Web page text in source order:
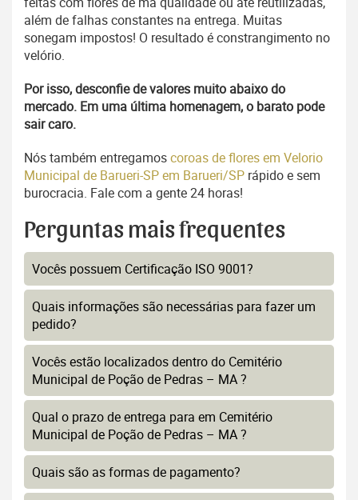
além de falhas constantes na entrega. Muitas
sonegam impostos! O resultado é constrangimento no
velório.
Por isso, desconfie de valores muito abaixo do
mercado. Em uma última homenagem, o barato pode
sair caro.
Nós também entregamoscoroas de flores em Velorio
Municipal de Barueri-SP em Barueri/SP rápido e sem
burocracia. Fale com a gente 24 horas!
Perguntas mais frequentes
Vocês possuem Certificação ISO 9001?
Quais informações são necessárias para fazer um
pedido?
Vocês estão localizados dentro do Cemitério
Municipal de Poção de Pedras – MA ?
Qual o prazo de entrega para em Cemitério
Municipal de Poção de Pedras – MA ?
Quais são as formas de pagamento?